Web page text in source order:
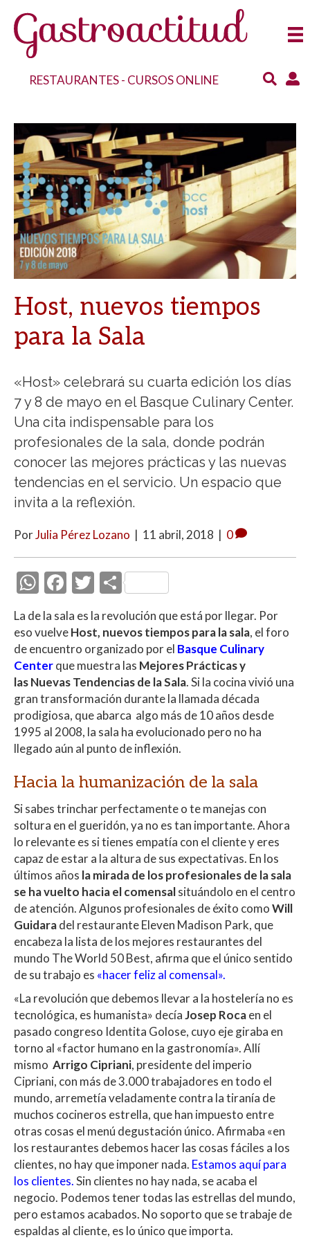
RESTAURANTES- CURSOS ONLINE
Host, nuevos tiempos
para la Sala
«Host» celebrará su cuarta edición los días
7 y 8 de mayo en el Basque Culinary Center.
Una cita indispensable para los
profesionales de la sala, donde podrán
conocer las mejores prácticas y las nuevas
tendencias en el servicio. Un espacio que
invita a la reflexión.
PorJulia Pérez Lozano | 11 abril, 2018 | 0
W
h
at
s
A
p
p
F
ac
e
b
o
o
k
T
itt
er
C
o
m
p
ar
ti
r
La de la sala es la revolución que está por llegar. Por
eso vuelveHost, nuevos tiempos para la sala, el foro
de encuentro organizado por el Basque Culinary
Centerque muestra las Mejores Prácticas y
las Nuevas Tendencias de la Sala. Si la cocina vivió una
gran transformación durante la llamada década
prodigiosa, que abarca algo más de 10 años desde
1995 al 2008, la sala ha evolucionado pero no ha
llegado aún al punto de inflexión.
Hacia la humanización de la sala
Si sabes trinchar perfectamente o te manejas con
soltura en el gueridón, ya no es tan importante. Ahora
lo relevante es si tienes empatía con el cliente y eres
capaz de estar a la altura de sus expectativas. En los
últimos años la mirada de los profesionales de la sala
se ha vuelto hacia el comensalsituándolo en el centro
de atención. Algunos profesionales de éxito comoWill
Guidaradel restaurante Eleven Madison Park, que
encabeza la lista de los mejores restaurantes del
mundo The World 50 Best, afirma que el único sentido
de su trabajo es «hacer feliz al comensal».
«La revolución que debemos llevar a la hostelería no es
tecnológica, es humanista» decíaJosep Rocaen el
pasado congreso Identita Golose, cuyo eje giraba en
torno al «factor humano en la gastronomía». Allí
mismo Arrigo Cipriani, presidente del imperio
Cipriani, con más de 3.000 trabajadores en todo el
mundo, arremetía veladamente contra la tiranía de
muchos cocineros estrella, que han impuesto entre
otras cosas el menú degustación único. Afirmaba «en
los restaurantes debemos hacer las cosas fáciles a los
clientes, no hay que imponer nada. Estamos aquí para
los clientes.Sin clientes no hay nada, se acaba el
negocio. Podemos tener todas las estrellas del mundo,
pero estamos acabados. No soporto que se trabaje de
espaldas al cliente, es lo único que importa.